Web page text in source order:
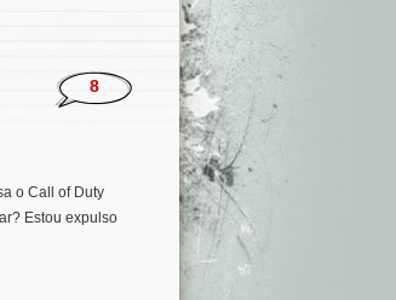
8
o Call of Duty
Estou expulso